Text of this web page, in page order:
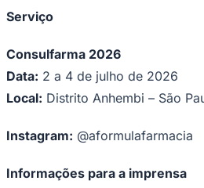
Serviço
Consulfarma 2026
Data: 2 a 4 de julho de 2026
Local: Distrito Anhembi – São
Instagram: @aformulafarmacia
Informações para a imprensa